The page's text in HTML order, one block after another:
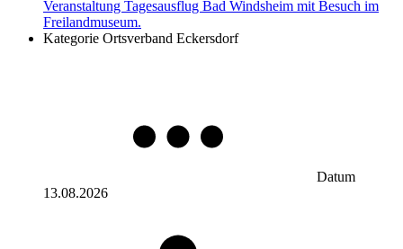
Veranstaltung Tagesausflug Bad Windsheim mit Besuch im
Freilandmuseum.
Kategorie Ortsverband Eckersdorf
Datum
13.08.2026